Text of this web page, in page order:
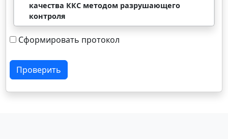
качества ККС методом разрушающего
контроля
Сформировать протокол
Проверить